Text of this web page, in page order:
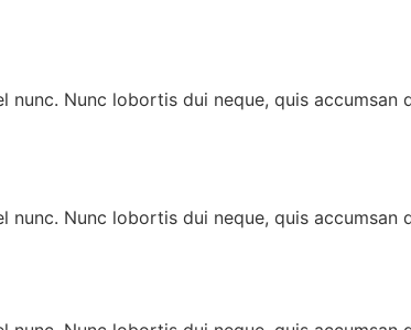
Nunc lobortis dui neque, quis accumsan
Nunc lobortis dui neque, quis accumsan